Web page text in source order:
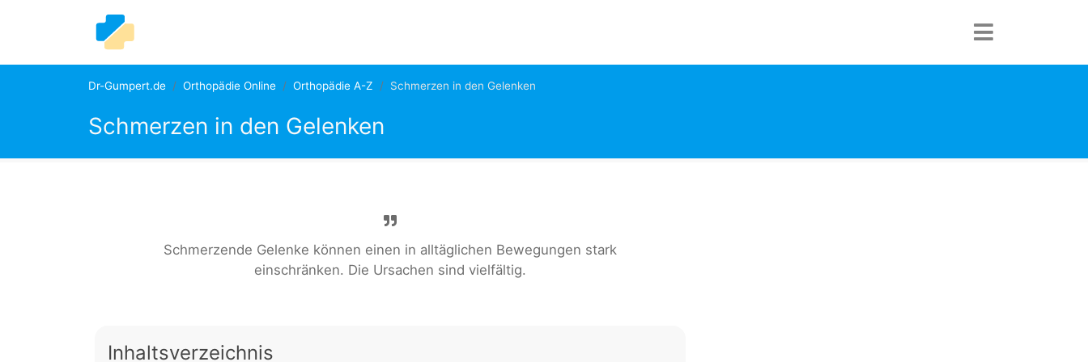
Dr-Gumpert.de Orthopädie Online Orthopädie A-Z Schmerzen in den Gelenken
Schmerzen in den Gelenken
Schmerzende Gelenke können einen in alltäglichen Bewegungen stark
einschränken. Die Ursachen sind vielfältig.
Inhaltsverzeichnis